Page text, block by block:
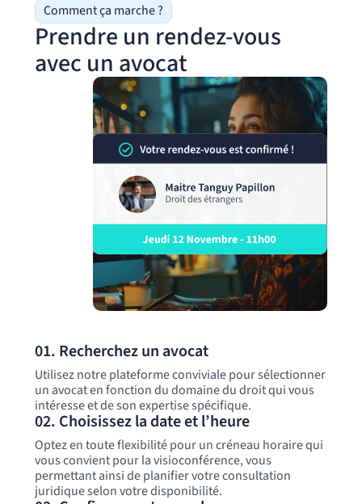
Comment ça marche ?
Prendre un rendez-vous
avec un avocat
01. Recherchez un avocat
Utilisez notre plateforme conviviale pour sélectionner
un avocat en fonction du domaine du droit qui vous
intéresse et de son expertise spécifique.
02. Choisissez la date et l’heure
Optez en toute flexibilité pour un créneau horaire qui
vous convient pour la visioconférence, vous
permettant ainsi de planifier votre consultation
juridique selon votre disponibilité.